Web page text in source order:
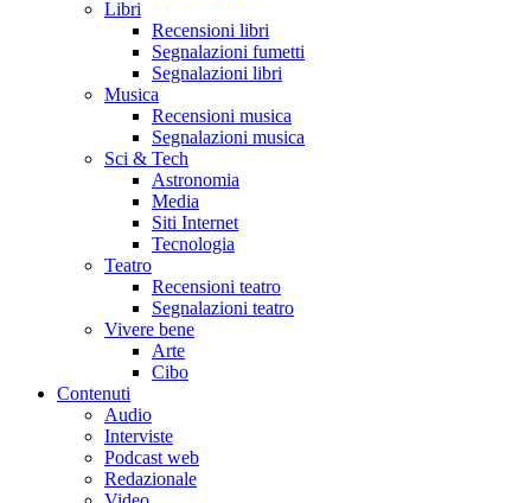
Libri
Recensioni libri
Segnalazioni fumetti
Segnalazioni libri
Musica
Recensioni musica
Segnalazioni musica
Sci & Tech
Astronomia
Media
Siti Internet
Tecnologia
Teatro
Recensioni teatro
Segnalazioni teatro
Vivere bene
Arte
Cibo
Contenuti
Audio
Interviste
Podcast web
Redazionale